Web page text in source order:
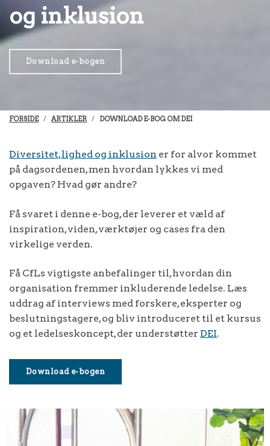
og inklusion
Download e-bogen
FORSIDE ARTIKLER DOWNLOAD E-BOG OM DEI
Diversitet, lighed og inklusion er for alvor kommet
på dagsordenen, men hvordan lykkes vi med
opgaven? Hvad gør andre?
Få svaret i denne e-bog, der leverer et væld af
inspiration, viden, værktøjer og cases fra den
virkelige verden.
Få CfLs vigtigste anbefalinger til, hvordan din
organisation fremmer inkluderende ledelse. Læs
uddrag af interviews med forskere, eksperter og
beslutningstagere, og bliv introduceret til et kursus
og et ledelseskoncept, der understøtter DEI.
Download e-bogen